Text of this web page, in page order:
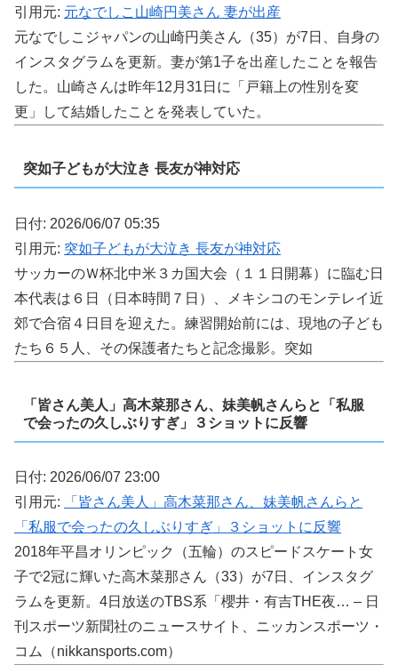
引用元: 元なでしこ山崎円美さん 妻が出産
元なでしこジャパンの山崎円美さん（35）が7日、自身の
インスタグラムを更新。妻が第1子を出産したことを報告
した。山崎さんは昨年12月31日に「戸籍上の性別を変
更」して結婚したことを発表していた。
突如子どもが大泣き 長友が神対応
日付: 2026/06/07 05:35
引用元: 突如子どもが大泣き 長友が神対応
サッカーのＷ杯北中米３カ国大会（１１日開幕）に臨む日
本代表は６日（日本時間７日）、メキシコのモンテレイ近
郊で合宿４日目を迎えた。練習開始前には、現地の子ども
たち６５人、その保護者たちと記念撮影。突如
「皆さん美人」高木菜那さん、妹美帆さんらと「私服
で会ったの久しぶりすぎ」３ショットに反響
日付: 2026/06/07 23:00
引用元:
「皆さん美人」高木菜那さん、妹美帆さんらと
「私服で会ったの久しぶりすぎ」３ショットに反響
2018年平昌オリンピック（五輪）のスピードスケート女
子で2冠に輝いた高木菜那さん（33）が7日、インスタグ
ラムを更新。4日放送のTBS系「櫻井・有吉THE夜… – 日
刊スポーツ新聞社のニュースサイト、ニッカンスポーツ・
コム（nikkansports.com）